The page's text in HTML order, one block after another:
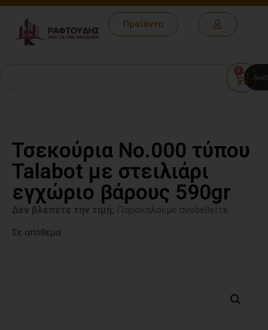
Προϊόντα
0
Τσεκούρια Νο.000 τύπου
Talabot με στειλιάρι
εγχώριο βάρους 590gr
Δεν βλέπετε την τιμή; Παρακαλούμε συνδεθείτε.
Σε απόθεμα